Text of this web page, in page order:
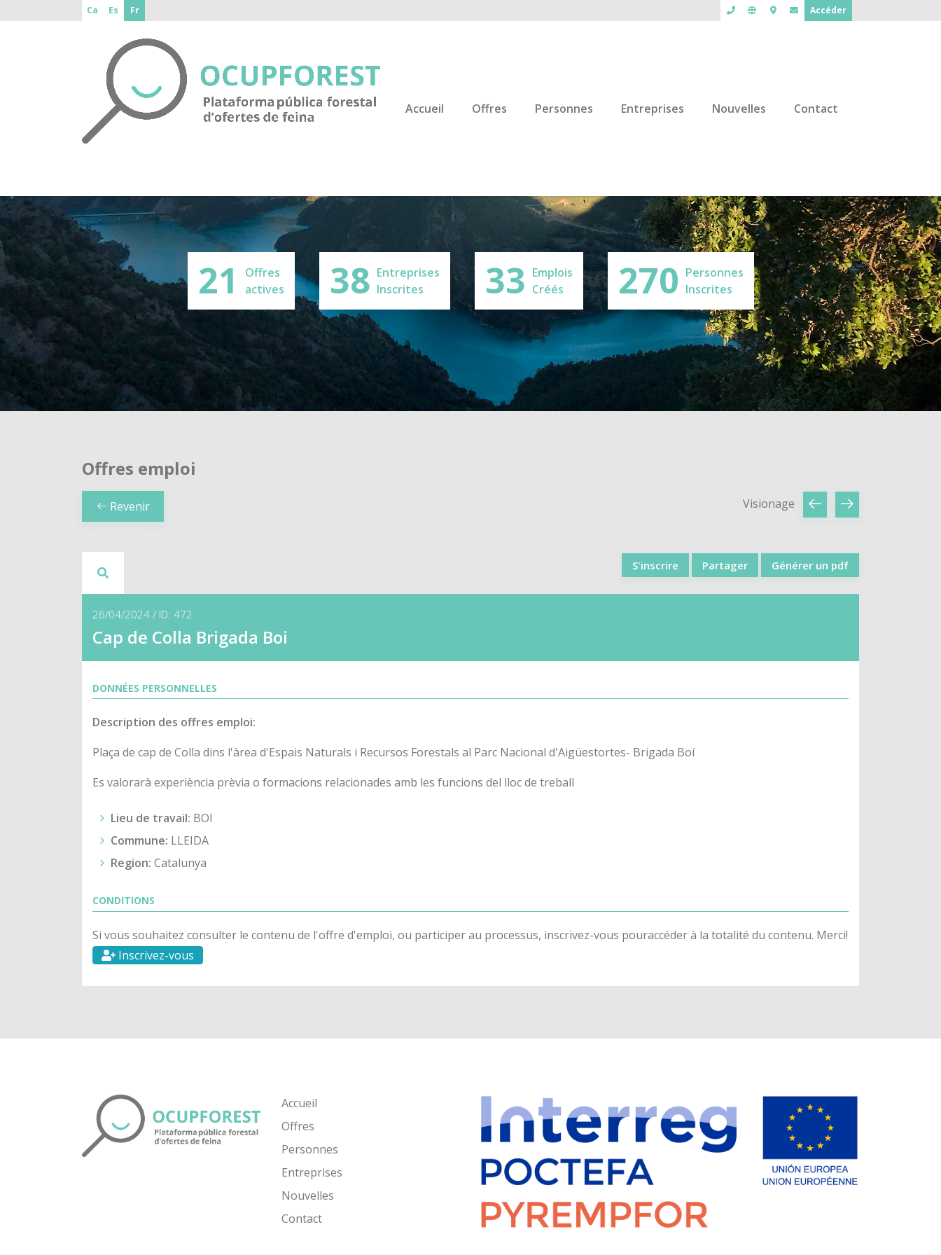
Ca Es Fr Accéder
Accueil Offres Personnes Entreprises Nouvelles Contact
21
Offres
actives
38 Entreprises
Inscrites
33 Emplois
Créés
270 Personnes
Inscrites
Offres emploi
Revenir Visionage
S'inscrire Partager Générer un pdf
26/04/2024 / ID: 472
Cap de Colla Brigada Boi
DONNÉES PERSONNELLES
Description des offres emploi:
Plaça de cap de Colla dins l'àrea d'Espais Naturals i Recursos Forestals al Parc Nacional d'Aigüestortes- Brigada Boí
Es valorarà experiència prèvia o formacions relacionades amb les funcions del lloc de treball
Lieu de travail: BOI
Commune: LLEIDA
Region: Catalunya
CONDITIONS
Si vous souhaitez consulter le contenu de l'offre d'emploi, ou participer au processus, inscrivez-vous pouraccéder à la totalité du contenu. Merci!
Inscrivez-vous
Accueil
Offres
Personnes
Entreprises
Nouvelles
Contact